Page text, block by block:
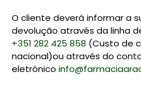
O cliente deverá informar a
devolução através da linha
+351 282 425 858 (Custo de
nacional)ou através do
eletrónico